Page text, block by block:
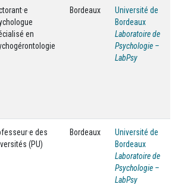
en
Bordeaux
Université de
Bordeaux
Laboratoire de
Psychologie –
LabPsy
des
(PU)
Bordeaux
Université de
Bordeaux
Laboratoire de
Psychologie –
LabPsy